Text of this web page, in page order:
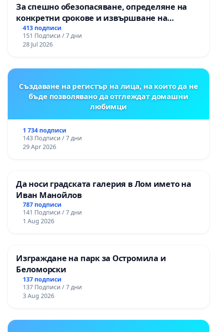
За спешно обезопасяване, определяне на
конкретни срокове и извършване на
цялостна рехабилитация на
републиканския път между пътен възел АМ
„Тракия“ - гр. Ихтиман - с. Мирово - к.к.
413 подписи
151 Подписи / 7 дни
28 Jul 2026
Създаване на регистър на лица, на които да не
бъде позволявано да отглеждат домашни
любимци
1 734 подписи
143 Подписи / 7 дни
29 Apr 2026
Да носи градската галерия в Лом името на
Иван Манойлов
787 подписи
141 Подписи / 7 дни
1 Aug 2026
Изграждане на парк за Остромила и
Беломорски
137 подписи
137 Подписи / 7 дни
3 Aug 2026